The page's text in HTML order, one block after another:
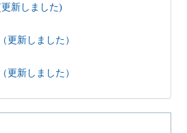
新しました)
更新しました）
更新しました）